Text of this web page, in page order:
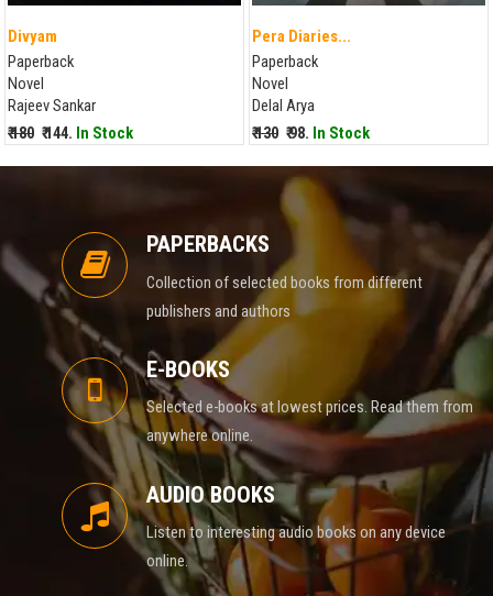
Divyam
Paperback
Novel
Rajeev Sankar
₹ 180 ₹ 144. In Stock
Pera Diaries...
Paperback
Novel
Delal Arya
₹ 130 ₹ 98. In Stock
PAPERBACKS
Collection of selected books from different
publishers and authors
E-BOOKS
Selected e-books at lowest prices. Read them from
anywhere online.
AUDIO BOOKS
Listen to interesting audio books on any device
online.